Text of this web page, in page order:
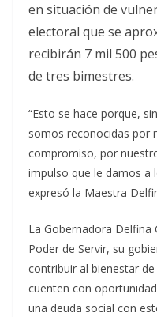
en situación de
electoral que se
recibirán 7 mil 500
de tres bimestres.
“Esto se hace porque,
somos reconocidas por
compromiso, por
impulso que le damos a
expresó la Maestra
La Gobernadora
Poder de Servir, su
contribuir al bienestar
cuenten con
una deuda social con